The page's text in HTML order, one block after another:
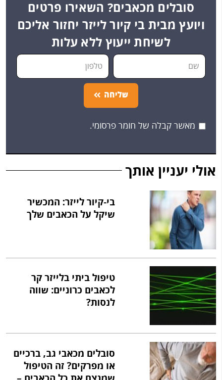
סובלים מכאבים? השאירו פרטים
ויועץ מבית בי קיור לייזר יחזור אליכם
לשיחת ייעוץ ללא עלות
שליחה
מאשר קבלה של חומר פרסומי.
אולי יעניין אותך
בי-קיור לייזר: המכשיר
שיקל על הכאבים שלך
טיפול ביתי בלייזר קר
לכאבים כרוניים: שווה
לנסות?
סובלים מכאבי גב, ברכיים
או מפרקים? זה הטיפול